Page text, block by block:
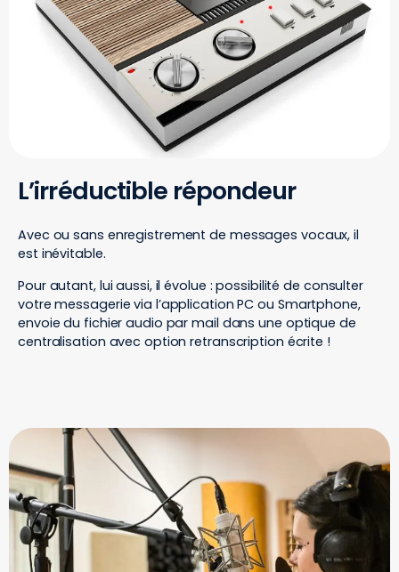
L’irréductible répondeur
Avec ou sans enregistrement de messages vocaux, il
est inévitable.
Pour autant, lui aussi, il évolue : possibilité de consulter
votre messagerie via l’application PC ou Smartphone,
envoie du fichier audio par mail dans une optique de
centralisation avec option retranscription écrite !